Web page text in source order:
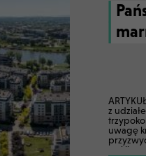
ARTYKUŁ PŁATNY:
z
uwagę
na